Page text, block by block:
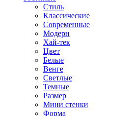
Стиль
Классические
Современные
Модерн
Хай-тек
Цвет
Белые
Венге
Светлые
Темные
Размер
Мини стенки
Форма